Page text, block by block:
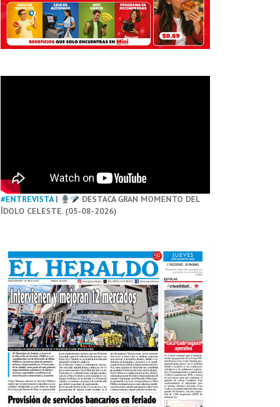
#ENTREVISTA|
DESTACA GRAN MOMENTO DEL
ÍDOLO CELESTE. (05-08-2026)